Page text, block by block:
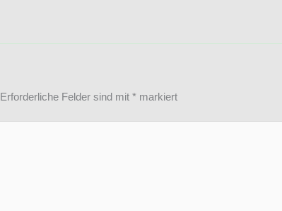
Erforderliche Felder sind mit * markiert